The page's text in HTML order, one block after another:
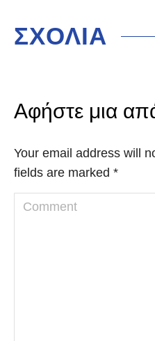
ΣΧΟΛΙΑ
Αφήστε μια
Your email address will
fields are marked *
Comment